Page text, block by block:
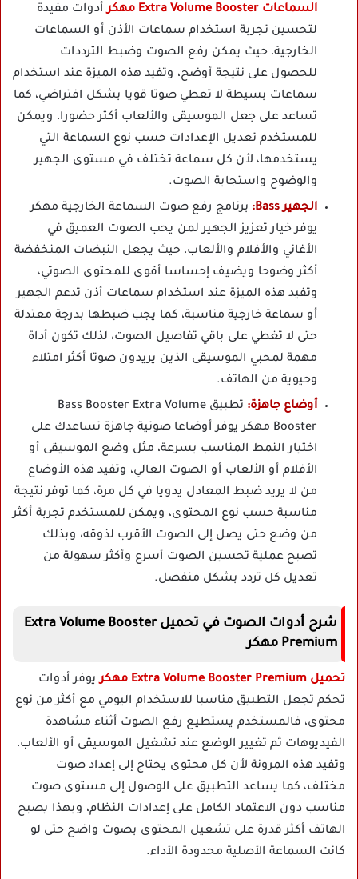
السماعات Extra Volume Booster مهكر
أدوات مفيدة
لتحسين تجربة استخدام سماعات الأذن أو السماعات
الخارجية، حيث يمكن رفع الصوت وضبط الترددات
للحصول على نتيجة أوضح، وتفيد هذه الميزة عند استخدام
سماعات بسيطة لا تعطي صوتا قويا بشكل افتراضي، كما
تساعد على جعل الموسيقى والألعاب أكثر حضورا، ويمكن
للمستخدم تعديل الإعدادات حسب نوع السماعة التي
يستخدمها، لأن كل سماعة تختلف في مستوى الجهير
والوضوح واستجابة الصوت.
الجهير Bass:
برنامج رفع صوت السماعة الخارجية مهكر
يوفر خيار تعزيز الجهير لمن يحب الصوت العميق في
الأغاني والأفلام والألعاب، حيث يجعل النبضات المنخفضة
أكثر وضوحا ويضيف إحساسا أقوى للمحتوى الصوتي،
وتفيد هذه الميزة عند استخدام سماعات أذن تدعم الجهير
أو سماعة خارجية مناسبة، كما يجب ضبطها بدرجة معتدلة
حتى لا تغطي على باقي تفاصيل الصوت، لذلك تكون أداة
مهمة لمحبي الموسيقى الذين يريدون صوتا أكثر امتلاء
وحيوية من الهاتف.
أوضاع جاهزة:
تطبيق Bass Booster Extra Volume
Booster مهكر يوفر أوضاعا صوتية جاهزة تساعدك على
اختيار النمط المناسب بسرعة، مثل وضع الموسيقى أو
الأفلام أو الألعاب أو الصوت العالي، وتفيد هذه الأوضاع
من لا يريد ضبط المعادل يدويا في كل مرة، كما توفر نتيجة
مناسبة حسب نوع المحتوى، ويمكن للمستخدم تجربة أكثر
من وضع حتى يصل إلى الصوت الأقرب لذوقه، وبذلك
تصبح عملية تحسين الصوت أسرع وأكثر سهولة من
تعديل كل تردد بشكل منفصل.
شرح أدوات الصوت في تحميل Extra Volume Booster
Premium مهكر
تحميل Extra Volume Booster Premium مهكر
يوفر أدوات
تحكم تجعل التطبيق مناسبا للاستخدام اليومي مع أكثر من نوع
محتوى، فالمستخدم يستطيع رفع الصوت أثناء مشاهدة
الفيديوهات ثم تغيير الوضع عند تشغيل الموسيقى أو الألعاب،
وتفيد هذه المرونة لأن كل محتوى يحتاج إلى إعداد صوت
مختلف، كما يساعد التطبيق على الوصول إلى مستوى صوت
مناسب دون الاعتماد الكامل على إعدادات النظام، وبهذا يصبح
الهاتف أكثر قدرة على تشغيل المحتوى بصوت واضح حتى لو
كانت السماعة الأصلية محدودة الأداء.